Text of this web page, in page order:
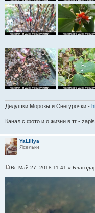
Дедушки Морозы и Снегурочки -
Канал с фото и о жизни в тг -
YaLiliya
Ясельки
о
Вс Май 27, 2018 11:41 »